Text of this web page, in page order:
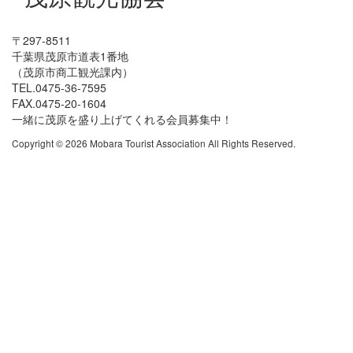
〒297-8511
千葉県茂原市道表1番地
（茂原市商工観光課内）
TEL.0475-36-7595
FAX.0475-20-1604
一緒に茂原を盛り上げてくれる会員募集中！
Copyright © 2026 Mobara Tourist Association All Rights Reserved.